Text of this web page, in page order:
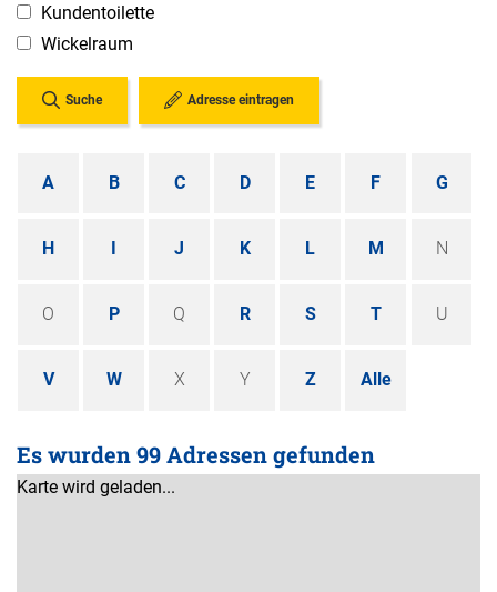
Kundentoilette
Wickelraum
Suche Adresse eintragen
A B C D E F G
H I J K L M N
O P Q R S T U
V W X Y Z Alle
Es wurden 99 Adressen gefunden
Karte wird geladen...